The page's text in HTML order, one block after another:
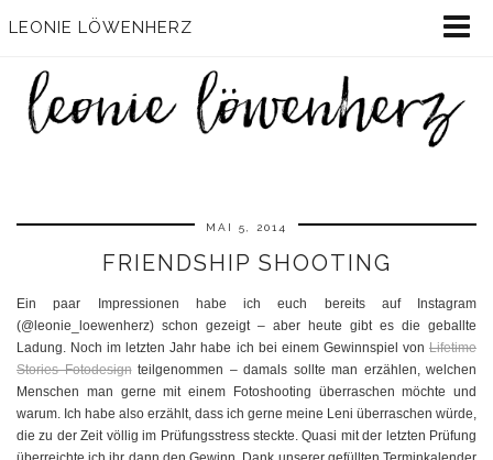
LEONIE LÖWENHERZ
MAI 5, 2014
FRIENDSHIP SHOOTING
Ein paar Impressionen habe ich euch bereits auf Instagram
(@leonie_loewenherz) schon gezeigt – aber heute gibt es die geballte
Ladung. Noch im letzten Jahr habe ich bei einem Gewinnspiel von Lifetime
Stories Fotodesignteilgenommen – damals sollte man erzählen, welchen
Menschen man gerne mit einem Fotoshooting überraschen möchte und
warum. Ich habe also erzählt, dass ich gerne meine Leni überraschen würde,
die zu der Zeit völlig im Prüfungsstress steckte. Quasi mit der letzten Prüfung